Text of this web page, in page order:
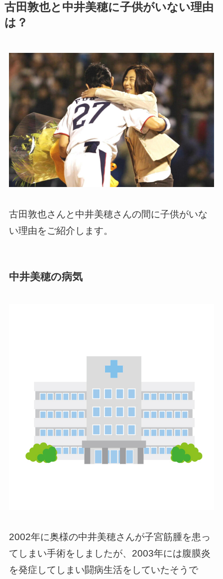
古田敦也と中井美穂に子供がいない理由
は？
古田敦也さんと中井美穂さんの間に子供がいな
い理由をご紹介します。
中井美穂の病気
2002年に奥様の中井美穂さんが子宮筋腫を患っ
てしまい手術をしましたが、2003年には腹膜炎
を発症してしまい闘病生活をしていたそうで